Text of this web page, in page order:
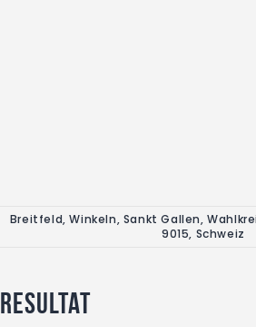
Breitfeld, Winkeln, Sankt Gallen,
9015, Schweiz
Resultat